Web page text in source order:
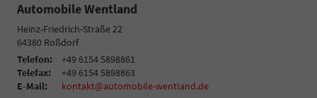
Automobile Wentland
Heinz-Friedrich-Straße 22
64380 Roßdorf
Telefon:
+49 6154 5898861
Telefax:
+49 6154 5898863
E-Mail:
kontakt@automobile-wentland.de